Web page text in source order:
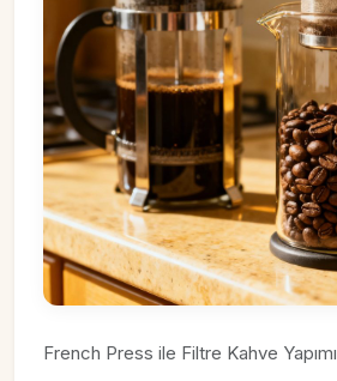
French Press ile Filtre Kahve Yapımı